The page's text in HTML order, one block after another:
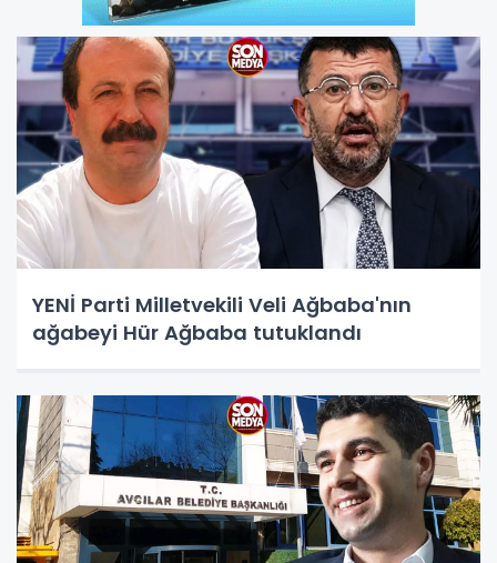
YENİ Parti Milletvekili Veli Ağbaba'nın
ağabeyi Hür Ağbaba tutuklandı